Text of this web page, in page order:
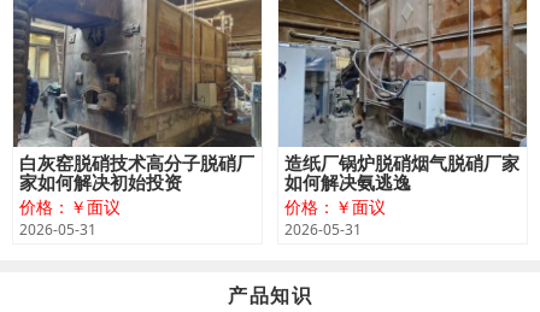
白灰窑脱硝技术高分子脱硝厂
家如何解决初始投资
价格：￥面议
2026-05-31
造纸厂锅炉脱硝烟气脱硝厂家
如何解决氨逃逸
价格：￥面议
2026-05-31
产品知识